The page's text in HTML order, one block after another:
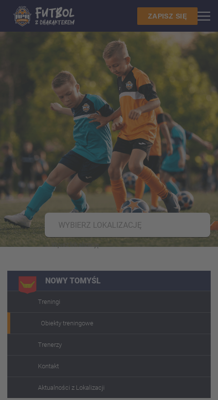
ZAPISZ SIĘ
WYBIERZ LOKALIZACJĘ
NOWY TOMYŚL
Treningi
Obiekty treningowe
Trenerzy
Kontakt
Aktualności z Lokalizacji